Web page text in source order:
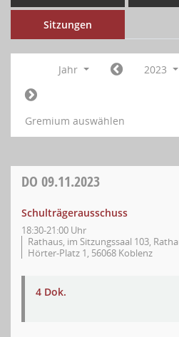
Sitzungen
Jahr 2023
Gremium auswählen
DO 09.11.2023
Schulträgerausschuss
18:30-21:00 Uhr
Rathaus, im Sitzungssaal 103,
Hörter-Platz 1, 56068 Koblenz
4 Dok.